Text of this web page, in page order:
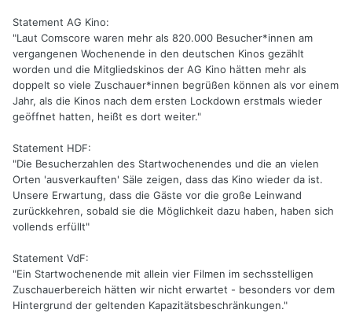
Statement AG Kino:
"Laut Comscore waren mehr als 820.000 Besucher*innen am
vergangenen Wochenende in den deutschen Kinos gezählt
worden und die Mitgliedskinos der AG Kino hätten mehr als
doppelt so viele Zuschauer*innen begrüßen können als vor einem
Jahr, als die Kinos nach dem ersten Lockdown erstmals wieder
geöffnet hatten, heißt es dort weiter."
Statement HDF:
"Die Besucherzahlen des Startwochenendes und die an vielen
Orten 'ausverkauften' Säle zeigen, dass das Kino wieder da ist.
Unsere Erwartung, dass die Gäste vor die große Leinwand
zurückkehren, sobald sie die Möglichkeit dazu haben, haben sich
vollends erfüllt"
Statement VdF:
"Ein Startwochenende mit allein vier Filmen im sechsstelligen
Zuschauerbereich hätten wir nicht erwartet - besonders vor dem
Hintergrund der geltenden Kapazitätsbeschränkungen."